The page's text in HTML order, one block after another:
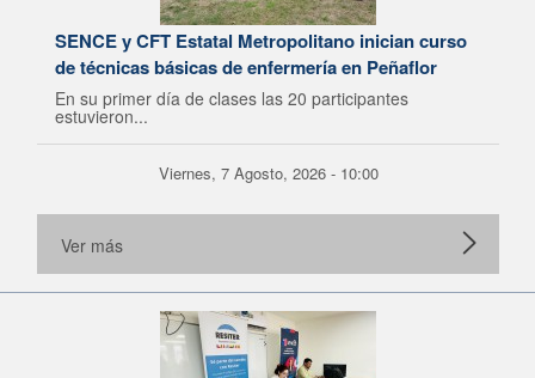
SENCE y CFT Estatal Metropolitano inician curso
de técnicas básicas de enfermería en Peñaflor
En su primer día de clases las 20 participantes
estuvieron...
Viernes, 7 Agosto, 2026 - 10:00
Ver más